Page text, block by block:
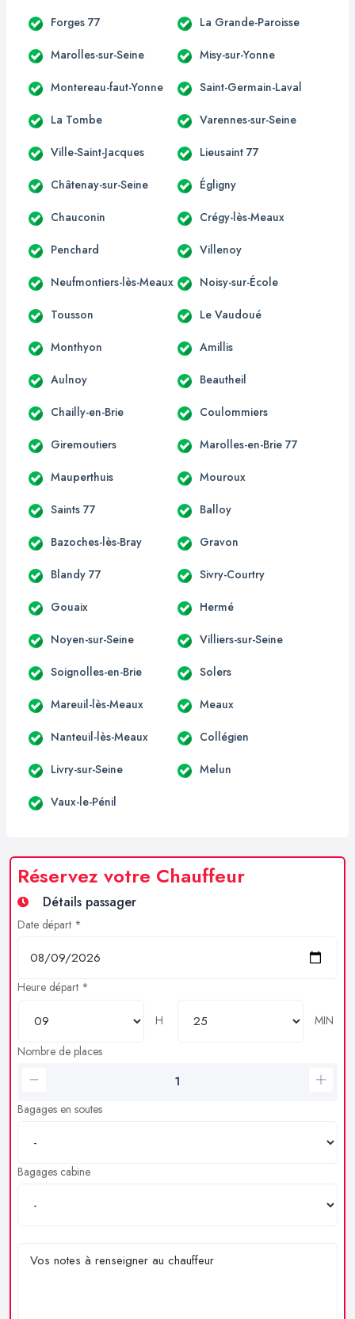
Forges 77 La Grande-Paroisse
Marolles-sur-Seine Misy-sur-Yonne
Montereau-faut-Yonne Saint-Germain-Laval
La Tombe Varennes-sur-Seine
Ville-Saint-Jacques Lieusaint 77
Châtenay-sur-Seine Égligny
Chauconin Crégy-lès-Meaux
Penchard Villenoy
Neufmontiers-lès-Meaux Noisy-sur-École
Tousson Le Vaudoué
Monthyon Amillis
Aulnoy Beautheil
Chailly-en-Brie Coulommiers
Giremoutiers Marolles-en-Brie 77
Mauperthuis Mouroux
Saints 77 Balloy
Bazoches-lès-Bray Gravon
Blandy 77 Sivry-Courtry
Gouaix Hermé
Noyen-sur-Seine Villiers-sur-Seine
Soignolles-en-Brie Solers
Mareuil-lès-Meaux Meaux
Nanteuil-lès-Meaux Collégien
Livry-sur-Seine Melun
Vaux-le-Pénil
Réservez votre Chauffeur
Détails passager
Date départ *
Heure départ *
H
MIN
Nombre de places
Bagages en soutes
Bagages cabine